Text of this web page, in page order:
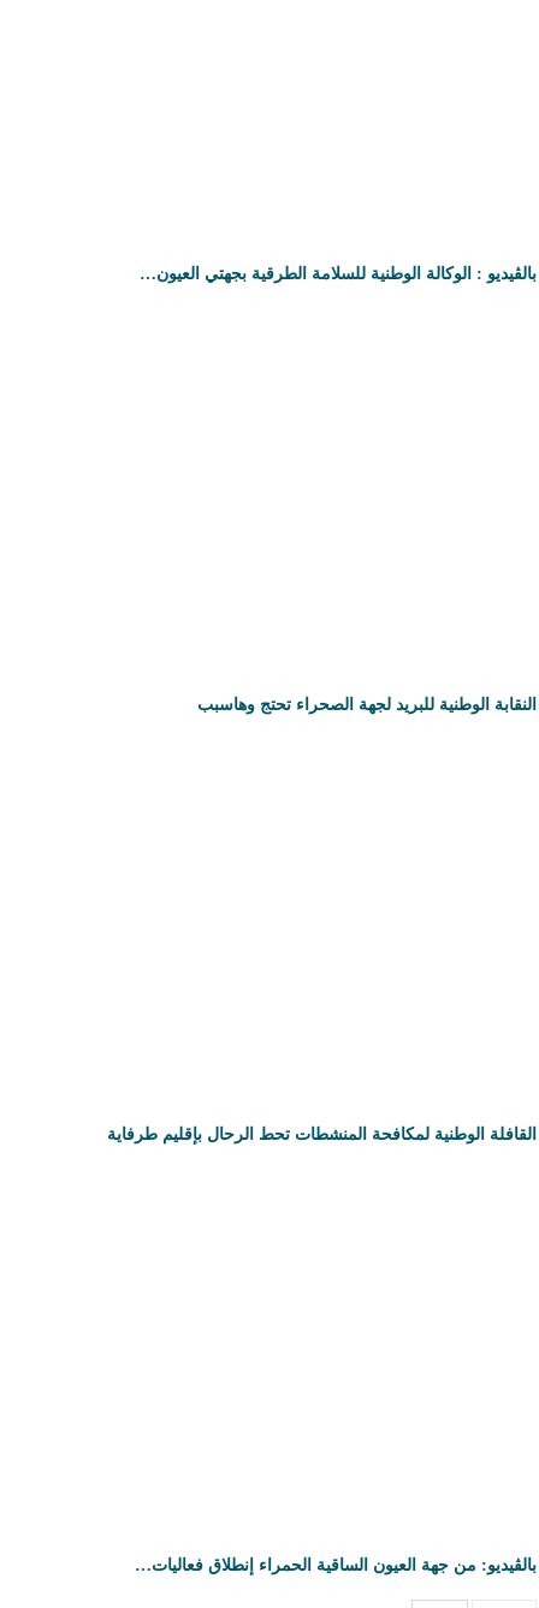
بالڤيديو : الوكالة الوطنية للسلامة الطرقية بجهتي العيون…
النقابة الوطنية للبريد لجهة الصحراء تحتج وهاسبب
القافلة الوطنية لمكافحة المنشطات تحط الرحال بإقليم طرفاية
بالڤيديو: من جهة العيون الساقية الحمراء إنطلاق فعاليات…